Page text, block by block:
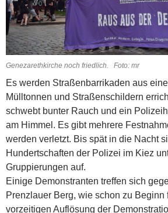
Genezarethkirche noch friedlich. Foto: mr
Es werden Straßenbarrikaden aus
Mülltonnen und Straßenschildern
schwebt bunter Rauch und ein
am Himmel. Es gibt mehrere
werden verletzt. Bis spät in die Nacht
Hundertschaften der Polizei im Kiez
Gruppierungen auf.
Einige Demonstranten treffen sich
Prenzlauer Berg, wie schon zu Beginn
vorzeitigen Auflösung der